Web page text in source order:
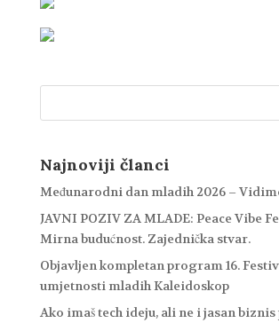
Najnoviji članci
Međunarodni dan mladih 2026 –
JAVNI POZIV ZA MLADE: Peace Vibe
Mirna budućnost. Zajednička stvar.
Objavljen kompletan program 16.
umjetnosti mladih Kaleidoskop
Ako imaš tech ideju, ali ne i jasan biznis